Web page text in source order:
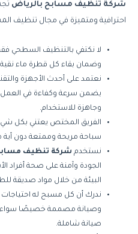
شركة تنظيف مسابح بالرياض
احترافية ومتميزة في مجال تنظيف
لا نكتفي بالتنظيف السطحي
وضمان بقاء كل قطرة ماء نقية
نعتمد على أحدث الأجهزة
يضمن سرعة وكفاءة في
وجاهزة للاستخدام.
الفريق المختص يعتني بكل
سباحة مريحة وممتعة دون أية
نستخدم شركة تنظيف
الجودة وآمنة على صحة أفراد
البيئة من خلال مواد صديقة
ندرك أن كل مسبح له
وصيانة مصممة خصيصًا سواء
صيانة شاملة.